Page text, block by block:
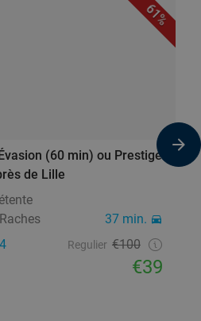
61%
(60 min) ou Prestige
de Lille
37 min.
Regulier €100
€39